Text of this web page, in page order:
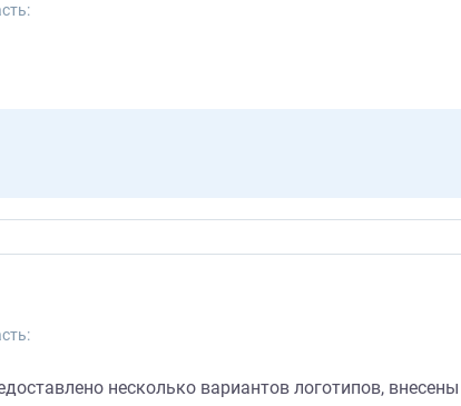
несколько вариантов логотипов,